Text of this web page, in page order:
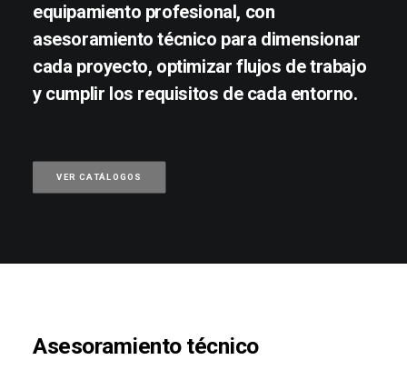
equipamiento profesional, con
asesoramiento técnico para dimensionar
cada proyecto, optimizar flujos de trabajo
y cumplir los requisitos de cada entorno.
VER CATÁLOGOS
Asesoramiento técnico